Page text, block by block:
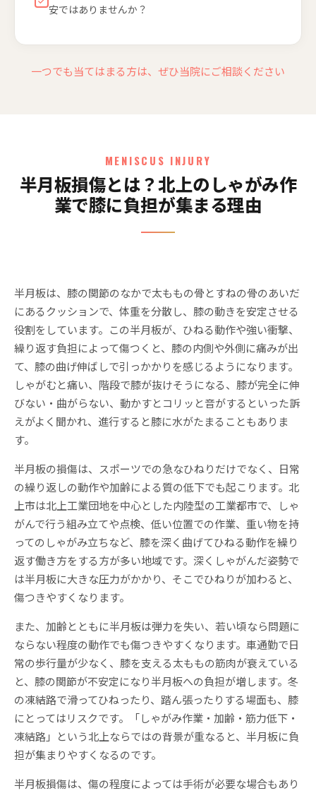
安ではありませんか？
一つでも当てはまる方は、ぜひ当院にご相談ください
MENISCUS INJURY
半月板損傷とは？北上のしゃがみ作
業で膝に負担が集まる理由
半月板は、膝の関節のなかで太ももの骨とすねの骨のあいだ
にあるクッションで、体重を分散し、膝の動きを安定させる
役割をしています。この半月板が、ひねる動作や強い衝撃、
繰り返す負担によって傷つくと、膝の内側や外側に痛みが出
て、膝の曲げ伸ばしで引っかかりを感じるようになります。
しゃがむと痛い、階段で膝が抜けそうになる、膝が完全に伸
びない・曲がらない、動かすとコリッと音がするといった訴
えがよく聞かれ、進行すると膝に水がたまることもありま
す。
半月板の損傷は、スポーツでの急なひねりだけでなく、日常
の繰り返しの動作や加齢による質の低下でも起こります。北
上市は北上工業団地を中心とした内陸型の工業都市で、しゃ
がんで行う組み立てや点検、低い位置での作業、重い物を持
ってのしゃがみ立ちなど、膝を深く曲げてひねる動作を繰り
返す働き方をする方が多い地域です。深くしゃがんだ姿勢で
は半月板に大きな圧力がかかり、そこでひねりが加わると、
傷つきやすくなります。
また、加齢とともに半月板は弾力を失い、若い頃なら問題に
ならない程度の動作でも傷つきやすくなります。車通勤で日
常の歩行量が少なく、膝を支える太ももの筋肉が衰えている
と、膝の関節が不安定になり半月板への負担が増します。冬
の凍結路で滑ってひねったり、踏ん張ったりする場面も、膝
にとってはリスクです。「しゃがみ作業・加齢・筋力低下・
凍結路」という北上ならではの背景が重なると、半月板に負
担が集まりやすくなるのです。
半月板損傷は、傷の程度によっては手術が必要な場合もあり